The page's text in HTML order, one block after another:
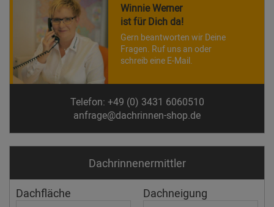
Winnie Werner
ist für Dich da!
Gern beantworten wir Deine
Fragen. Ruf uns an oder
schreib eine E-Mail.
Telefon: +49 (0) 3431 6060510
anfrage@dachrinnen-shop.de
Dachrinnen­ermittler
Dachfläche Dachneigung